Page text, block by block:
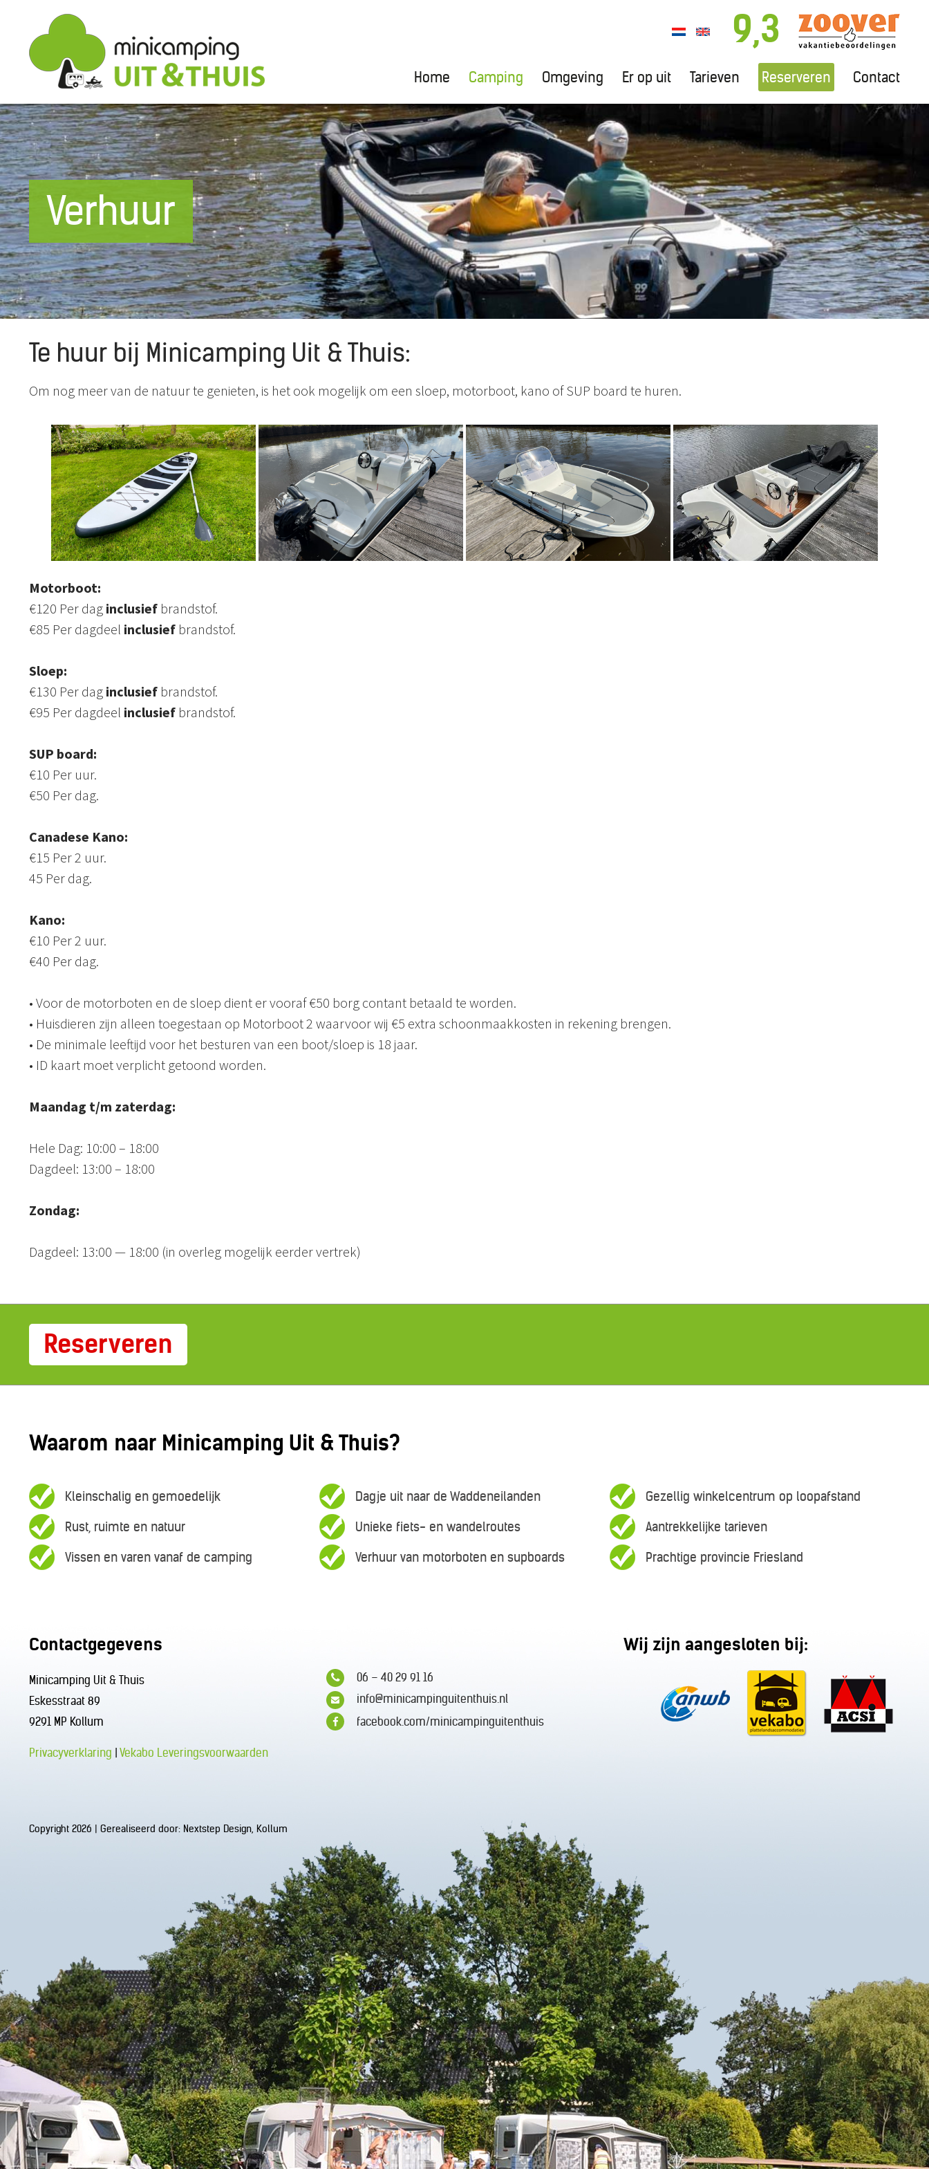
9,3
Home Camping Omgeving Er op uit Tarieven Reserveren Contact
Verhuur
Te huur bij Minicamping Uit & Thuis:
Om nog meer van de natuur te genieten, is het ook mogelijk om een sloep, motorboot, kano of SUP board te huren.
Motorboot:
€120 Per dag inclusief brandstof.
€85 Per dagdeel inclusief brandstof.
Sloep:
€130 Per dag inclusief brandstof.
€95 Per dagdeel inclusief brandstof.
SUP board:
€10 Per uur.
€50 Per dag.
Canadese Kano:
€15 Per 2 uur.
45 Per dag.
Kano:
€10 Per 2 uur.
€40 Per dag.
• Voor de motorboten en de sloep dient er vooraf €50 borg contant betaald te worden.
• Huisdieren zijn alleen toegestaan op Motorboot 2 waarvoor wij €5 extra schoonmaakkosten in rekening brengen.
• De minimale leeftijd voor het besturen van een boot/sloep is 18 jaar.
• ID kaart moet verplicht getoond worden.
Maandag t/m zaterdag:
Hele Dag: 10:00 – 18:00
Dagdeel: 13:00 – 18:00
Zondag:
Dagdeel: 13:00 — 18:00 (in overleg mogelijk eerder vertrek)
Reserveren
Waarom naar Minicamping Uit & Thuis?
Kleinschalig en gemoedelijk Dagje uit naar de Waddeneilanden
Gezellig winkelcentrum op loopafstand
Rust, ruimte en natuur
Unieke fiets- en wandelroutes
Aantrekkelijke tarieven
Vissen en varen vanaf de camping
Verhuur van motorboten en supboards Prachtige provincie Friesland
Contactgegevens
Minicamping Uit & Thuis
Eskesstraat 89
9291 MP Kollum
Privacyverklaring Vekabo Leveringsvoorwaarden
06 – 40 29 91 16
info@minicampinguitenthuis.nl
facebook.com/minicampinguitenthuis
Wij zijn aangesloten bij:
Copyright 2026 | Gerealiseerd door: Nextstep Design, Kollum